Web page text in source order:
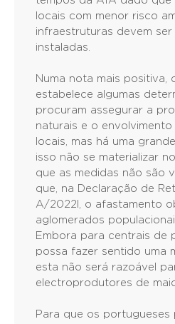
locais com menor risco
infraestruturas devem
instaladas.
Numa nota mais positiva,
estabelece algumas
procuram assegurar a
naturais e o
locais, mas há uma
isso não se materializar
que as medidas não são
que, na Declaração de
A/2022l, o afastamento
aglomerados
Embora para centrais de
possa fazer sentido uma
esta não será razoável
electroprodutores de
Para que os portugueses